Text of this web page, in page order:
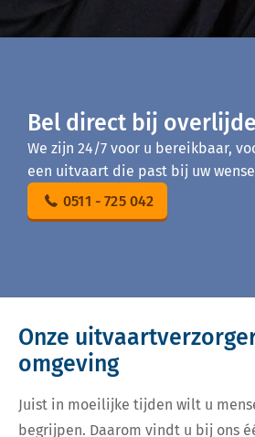
Bel direct bij
We zijn 24/7 voor u bereikbaar,
een uitvaart die past bij uw
0511 - 725 042
Onze
omgeving
Juist in moeilijke tijden wilt u
begrijpen. Daarom vindt u bij ons